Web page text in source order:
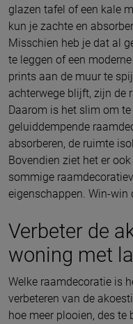
glazen tafel of een kale
kun je zachte en
Misschien heb je dat al
te leggen of een
prints aan de muur te
achterwege blijft, zijn de
Daarom is het slim om
geluiddempende
absorberen, de ruimte
Bovendien ziet het er
sommige
eigenschappen. Win-win
Verbeter de
woning met
Welke raamdecoratie is
verbeteren van de
hoe meer plooien, des